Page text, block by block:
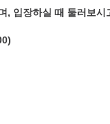
입장하실 때 둘러보시